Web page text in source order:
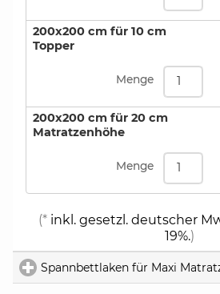
200x200 cm für 10 cm
Topper
Menge
200x200 cm für 20 cm
Matratzenhöhe
Menge
(*inkl. gesetzl. deutscher
19%.)
Spannbettlaken für Maxi